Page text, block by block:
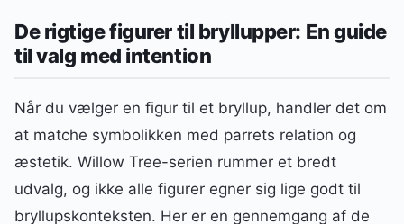
De rigtige figurer til bryllupper: En guide
til valg med intention
Når du vælger en figur til et bryllup, handler det om
at matche symbolikken med parrets relation og
æstetik. Willow Tree-serien rummer et bredt
udvalg, og ikke alle figurer egner sig lige godt til
bryllupskonteksten. Her er en gennemgang af de